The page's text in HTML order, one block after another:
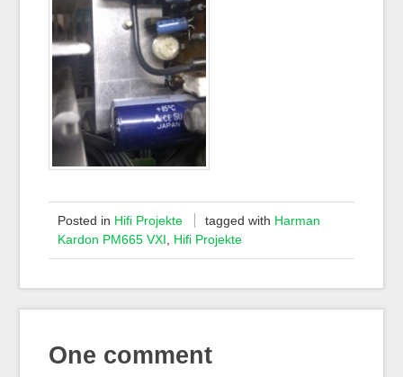
Posted in Hifi Projekte tagged with Harman
Kardon PM665 VXI
Hifi Projekte
One comment